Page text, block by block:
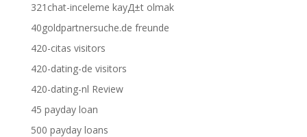
321chat-inceleme kayД±t olmak
40goldpartnersuche.de freunde
420-citas visitors
420-dating-de visitors
420-dating-nl Review
45 payday loan
500 payday loans